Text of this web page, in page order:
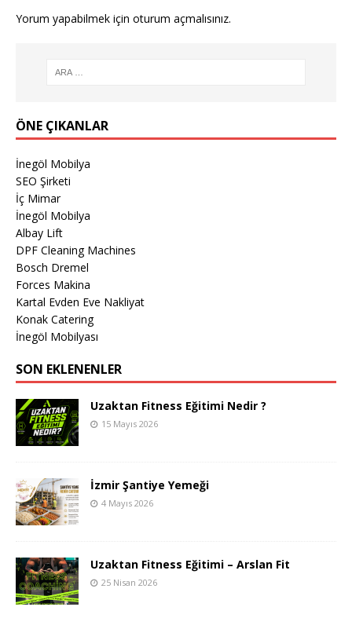
Yorum yapabilmek için oturum açmalısınız.
ÖNE ÇIKANLAR
İnegöl Mobilya
SEO Şirketi
İç Mimar
İnegöl Mobilya
Albay Lift
DPF Cleaning Machines
Bosch Dremel
Forces Makina
Kartal Evden Eve Nakliyat
Konak Catering
İnegöl Mobilyası
SON EKLENENLER
Uzaktan Fitness Eğitimi Nedir ?
15 Mayıs 2026
İzmir Şantiye Yemeği
4 Mayıs 2026
Uzaktan Fitness Eğitimi – Arslan Fit
25 Nisan 2026